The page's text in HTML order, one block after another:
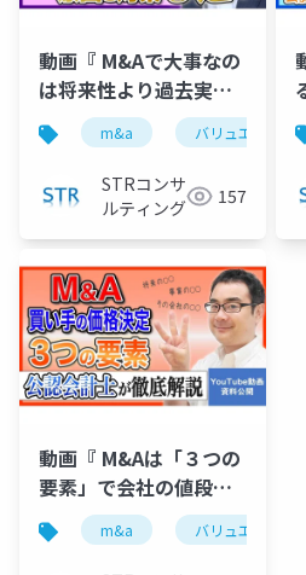
動画『 M&Aで大事なの
は将来性より過去実
績？価格に影響する重
要要素を公認会計士が
解説 』で投影した資料
m&a バリュエーショ
STRコンサ
ルティング
157
動画『 M&Aは「３つの
要素」で会社の値段が
決まる！公認会計士が
徹底解説 』で投影した
m&a バリュエーション